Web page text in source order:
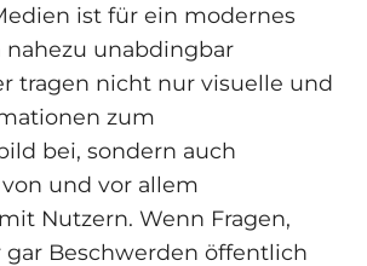
ist für ein modernes
unabdingbar
tragen nicht nur visuelle und
zum
bei, sondern auch
und vor allem
Nutzern. Wenn Fragen,
gar Beschwerden öffentlich